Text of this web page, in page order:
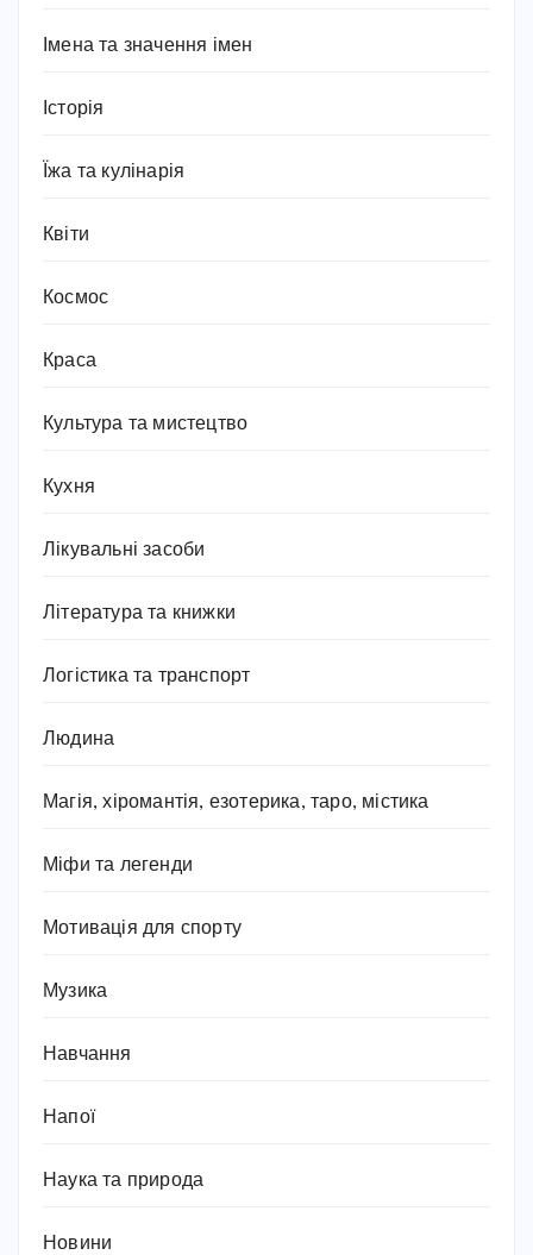
Імена та значення імен
Історія
Їжа та кулінарія
Квіти
Космос
Краса
Культура та мистецтво
Кухня
Лікувальні засоби
Література та книжки
Логістика та транспорт
Людина
Магія, хіромантія, езотерика, таро, містика
Міфи та легенди
Мотивація для спорту
Музика
Навчання
Напої
Наука та природа
Новини